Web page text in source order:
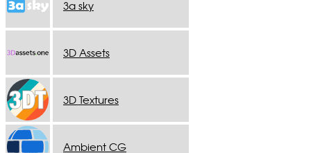
3a sky
3D Assets
3D Textures
Ambient CG